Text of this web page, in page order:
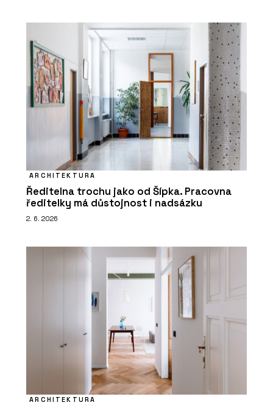
ARCHITEKTURA
Ředitelna trochu jako od Šípka. Pracovna
ředitelky má důstojnost i nadsázku
2. 6. 2026
ARCHITEKTURA